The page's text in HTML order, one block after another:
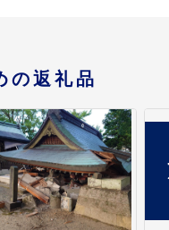
の返礼品